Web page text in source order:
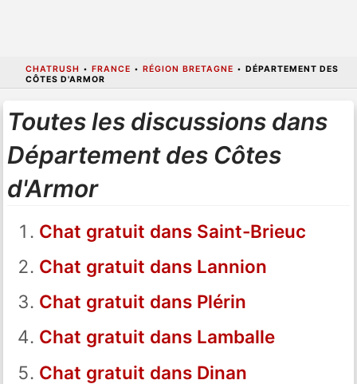
CHATRUSH • FRANCE • RÉGION BRETAGNE • DÉPARTEMENT DES
CÔTES D'ARMOR
Toutes les discussions dans
Département des Côtes
d'Armor
Chat gratuit dans Saint-Brieuc
Chat gratuit dans Lannion
Chat gratuit dans Plérin
Chat gratuit dans Lamballe
Chat gratuit dans Dinan